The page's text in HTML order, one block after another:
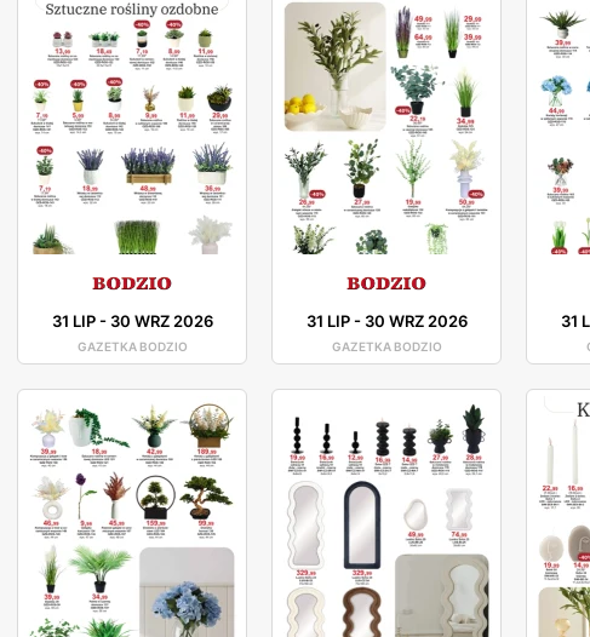
31 LIP- 30 WRZ 2026
GAZETKA BODZIO
31 LIP- 30 WRZ 2026
GAZETKA BODZIO
31